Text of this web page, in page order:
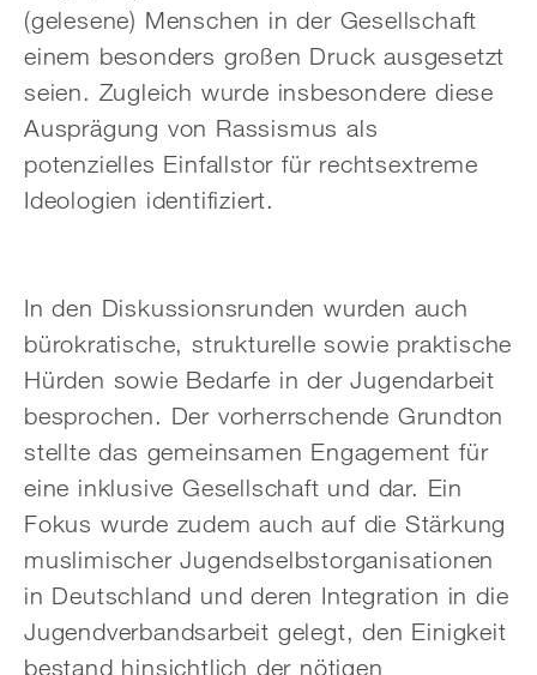
(gelesene) Menschen in der Gesellschaft
einem besonders großen Druck ausgesetzt
seien. Zugleich wurde insbesondere diese
Ausprägung von Rassismus als
potenzielles Einfallstor für rechtsextreme
Ideologien identifiziert.
In den Diskussionsrunden wurden auch
bürokratische, strukturelle sowie praktische
Hürden sowie Bedarfe in der Jugendarbeit
besprochen. Der vorherrschende Grundton
stellte das gemeinsamen Engagement für
eine inklusive Gesellschaft und dar. Ein
Fokus wurde zudem auch auf die Stärkung
muslimischer Jugendselbstorganisationen
in Deutschland und deren Integration in die
Jugendverbandsarbeit gelegt, den Einigkeit
bestand hinsichtlich der nötigen